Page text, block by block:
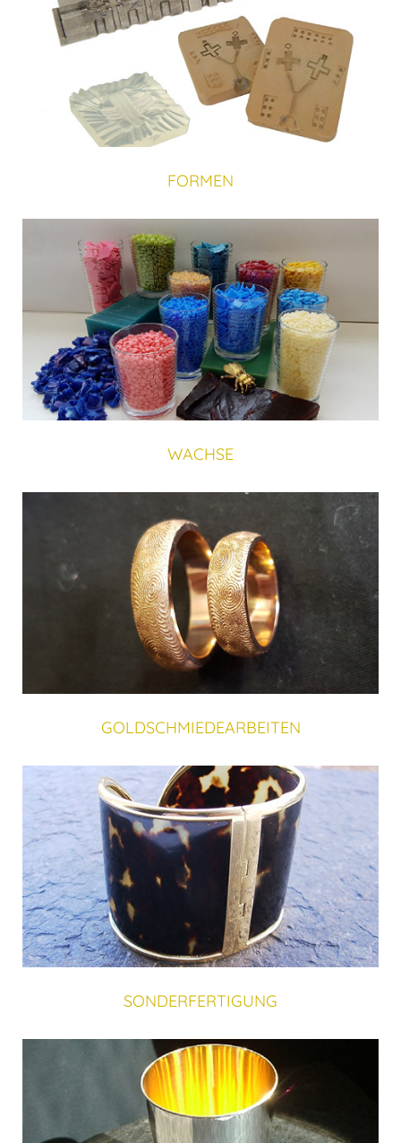
FORMEN
WACHSE
GOLDSCHMIEDEARBEITEN
SONDERFERTIGUNG